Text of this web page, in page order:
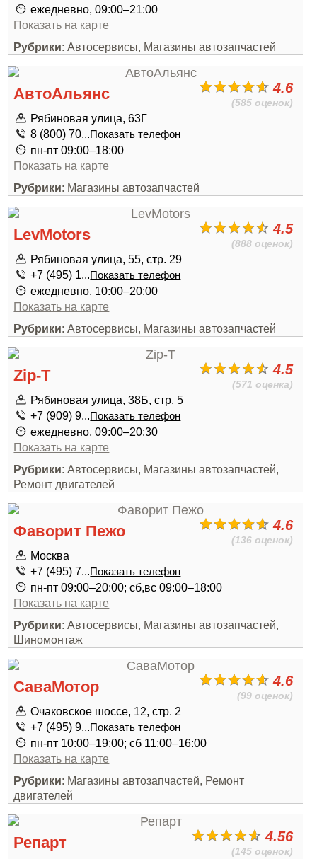
ежедневно, 09:00–21:00
Показать на карте
Рубрики: Автосервисы, Магазины автозапчастей
4.6
(585 оценок)
АвтоАльянс
Рябиновая улица, 63Г
8 (800) 70...Показать телефон
пн-пт 09:00–18:00
Показать на карте
Рубрики: Магазины автозапчастей
4.5
(888 оценок)
LevMotors
Рябиновая улица, 55, стр. 29
+7 (495) 1...Показать телефон
ежедневно, 10:00–20:00
Показать на карте
Рубрики: Автосервисы, Магазины автозапчастей
4.5
(571 оценка)
Zip-T
Рябиновая улица, 38Б, стр. 5
+7 (909) 9...Показать телефон
ежедневно, 09:00–20:30
Показать на карте
Рубрики: Автосервисы, Магазины автозапчастей,
Ремонт двигателей
4.6
(136 оценок)
Фаворит Пежо
Москва
+7 (495) 7...Показать телефон
пн-пт 09:00–20:00; сб,вс 09:00–18:00
Показать на карте
Рубрики: Автосервисы, Магазины автозапчастей,
Шиномонтаж
4.6
(99 оценок)
СаваМотор
Очаковское шоссе, 12, стр. 2
+7 (495) 9...Показать телефон
пн-пт 10:00–19:00; сб 11:00–16:00
Показать на карте
Рубрики: Магазины автозапчастей, Ремонт
двигателей
4.56
(145 оценок)
Репарт